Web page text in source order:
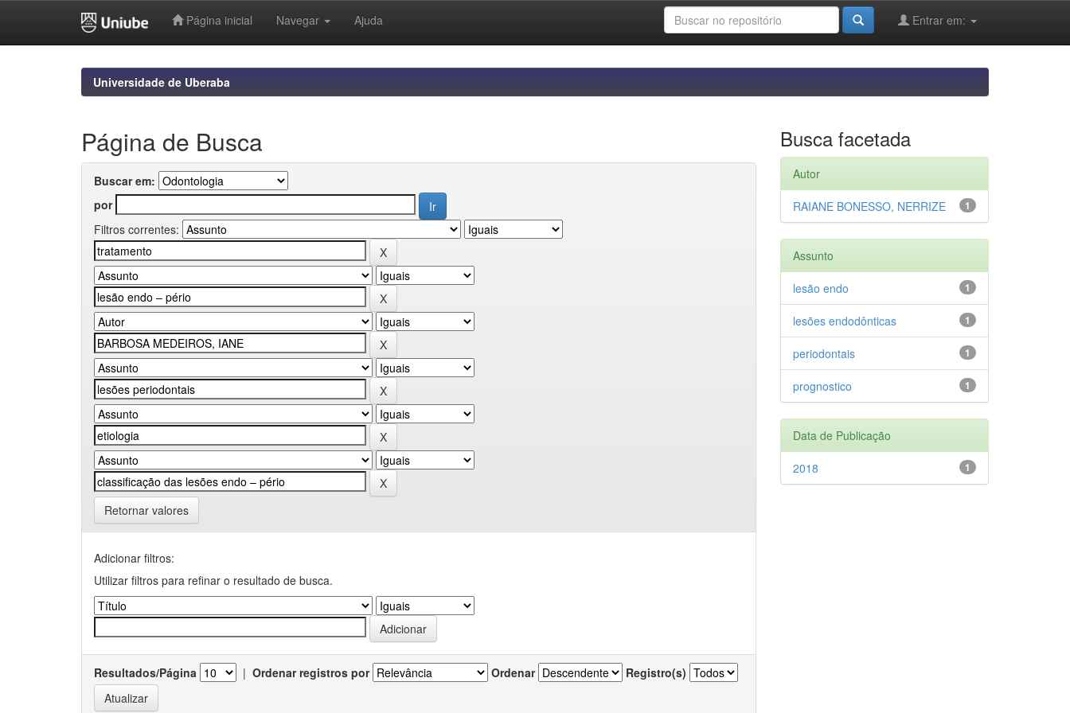
Página inicial Navegar Ajuda Entrar em:
Universidade de Uberaba
Página de Busca
Buscar em:
por
Filtros correntes:
Retornar valores
Adicionar filtros:
Utilizar filtros para refinar o resultado de busca.
Resultados/Página | Ordenar registros por Ordenar Registro(s)
Busca facetada
Autor
1
RAIANE BONESSO, NERRIZE
Assunto
1
lesão endo
1
lesões endodônticas
1
periodontais
1
prognostico
Data de Publicação
1
2018